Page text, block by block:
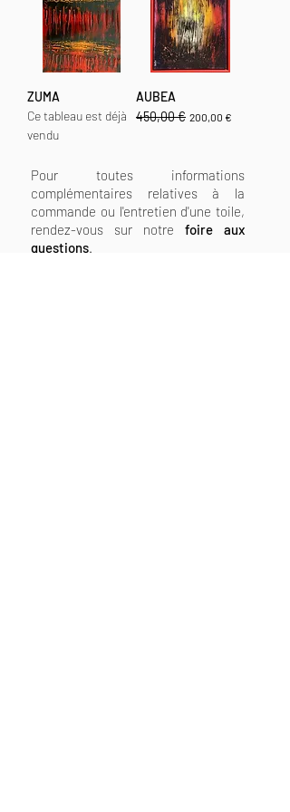
ZUMA
Ce tableau est déjà
vendu
AUBEA
Prix original
450,00 € Prix promotionnel
200,00 €
Pour toutes informations
complémentaires relatives à la
commande ou l'entretien d'une toile,
rendez-vous sur notre foire aux
questions.